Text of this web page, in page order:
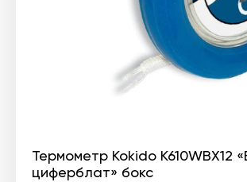
Термометр Kokido K610WBX12
циферблат» бокс